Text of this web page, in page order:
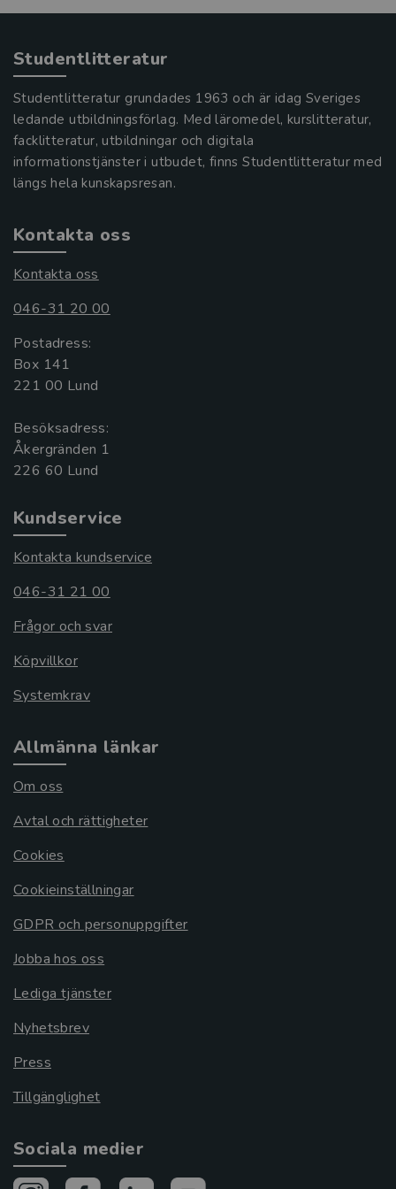
Studentlitteratur
Studentlitteratur grundades 1963 och är idag Sveriges
ledande utbildningsförlag. Med läromedel, kurslitteratur,
facklitteratur, utbildningar och digitala
informationstjänster i utbudet, finns Studentlitteratur med
längs hela kunskapsresan.
Kontakta oss
Kontakta oss
046-31 20 00
Postadress:
Box 141
221 00 Lund
Besöksadress:
Åkergränden 1
Kundservice
Kontakta kundservice
046-31 21 00
Frågor och svar
Köpvillkor
Systemkrav
Allmänna länkar
Om oss
Avtal och rättigheter
Cookies
Cookieinställningar
GDPR och personuppgifter
Jobba hos oss
Lediga tjänster
Nyhetsbrev
Press
Tillgänglighet
Sociala medier